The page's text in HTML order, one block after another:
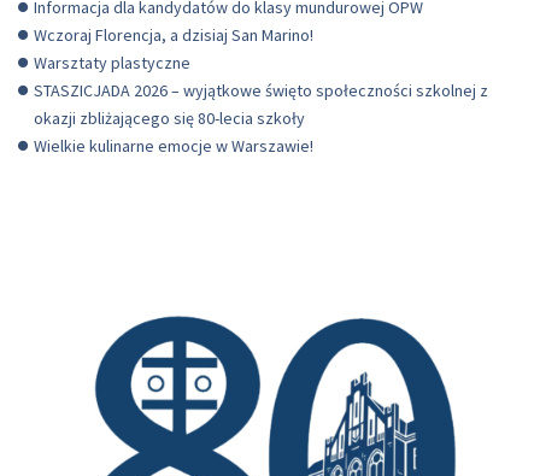
Informacja dla kandydatów do klasy mundurowej OPW
Wczoraj Florencja, a dzisiaj San Marino!
Warsztaty plastyczne
STASZICJADA 2026 – wyjątkowe święto społeczności szkolnej z
okazji zbliżającego się 80-lecia szkoły
Wielkie kulinarne emocje w Warszawie!